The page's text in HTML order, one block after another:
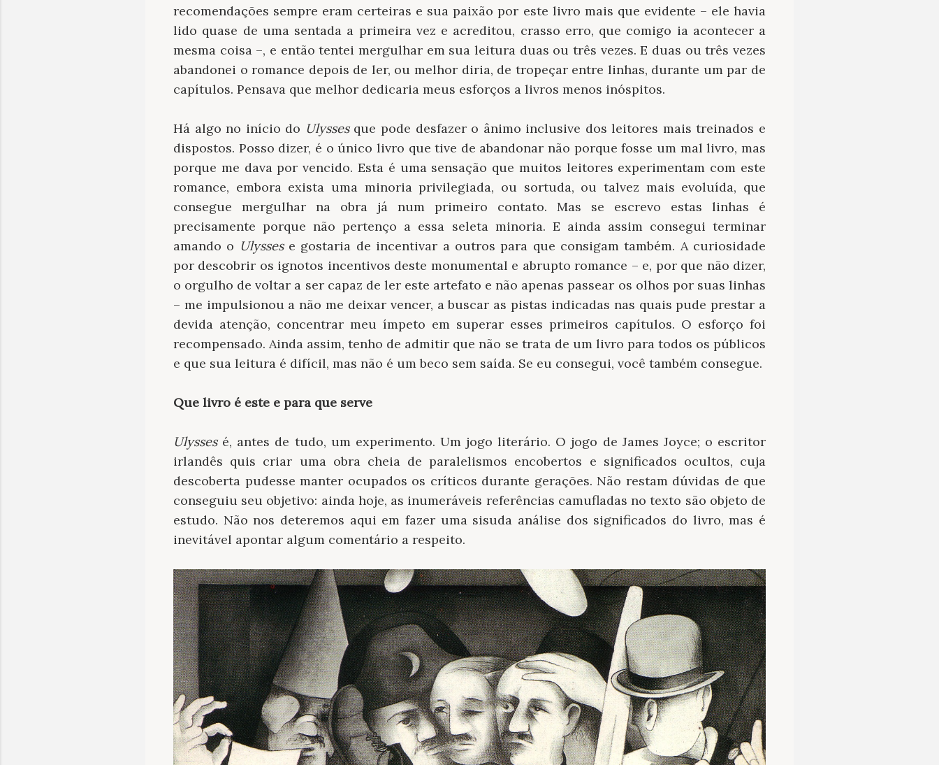
recomendações sempre eram certeiras e sua paixão por este livro mais que evidente – ele havia
lido quase de uma sentada a primeira vez e acreditou, crasso erro, que comigo ia acontecer a
mesma coisa –, e então tentei mergulhar em sua leitura duas ou três vezes. E duas ou três vezes
abandonei o romance depois de ler, ou melhor diria, de tropeçar entre linhas, durante um par de
capítulos. Pensava que melhor dedicaria meus esforços a livros menos inóspitos.
Há algo no início do Ulyssesque pode desfazer o ânimo inclusive dos leitores mais treinados e
dispostos. Posso dizer, é o único livro que tive de abandonar não porque fosse um mal livro, mas
porque me dava por vencido. Esta é uma sensação que muitos leitores experimentam com este
romance, embora exista uma minoria privilegiada, ou sortuda, ou talvez mais evoluída, que
consegue mergulhar na obra já num primeiro contato. Mas se escrevo estas linhas é
precisamente porque não pertenço a essa seleta minoria. E ainda assim consegui terminar
amando o Ulyssese gostaria de incentivar a outros para que consigam também. A curiosidade
por descobrir os ignotos incentivos deste monumental e abrupto romance – e, por que não dizer,
o orgulho de voltar a ser capaz de ler este artefato e não apenas passear os olhos por suas linhas
– me impulsionou a não me deixar vencer, a buscar as pistas indicadas nas quais pude prestar a
devida atenção, concentrar meu ímpeto em superar esses primeiros capítulos. O esforço foi
recompensado. Ainda assim, tenho de admitir que não se trata de um livro para todos os públicos
e que sua leitura é difícil, mas não é um beco sem saída. Se eu consegui, você também consegue.
Que livro é este e para que serve
Ulyssesé, antes de tudo, um experimento. Um jogo literário. O jogo de James Joyce; o escritor
irlandês quis criar uma obra cheia de paralelismos encobertos e significados ocultos, cuja
descoberta pudesse manter ocupados os críticos durante gerações. Não restam dúvidas de que
conseguiu seu objetivo: ainda hoje, as inumeráveis referências camufladas no texto são objeto de
estudo. Não nos deteremos aqui em fazer uma sisuda análise dos significados do livro, mas é
inevitável apontar algum comentário a respeito.